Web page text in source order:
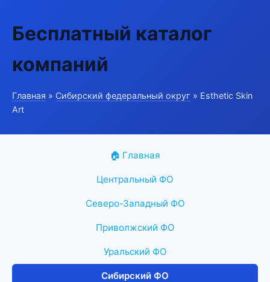
Бесплатный каталог
компаний
Главная » Сибирский федеральный округ » Esthetic Skin
Art
🏠 Главная
Центральный ФО
Северо-Западный ФО
Приволжский ФО
Уральский ФО
Сибирский ФО